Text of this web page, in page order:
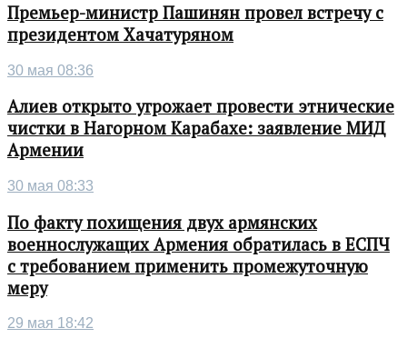
Премьер-министр Пашинян провел встречу с
президентом Хачатуряном
30 мая 08:36
Алиев открыто угрожает провести этнические
чистки в Нагорном Карабахе: заявление МИД
Армении
30 мая 08:33
По факту похищения двух армянских
военнослужащих Армения обратилась в ЕСПЧ
с требованием применить промежуточную
меру
29 мая 18:42